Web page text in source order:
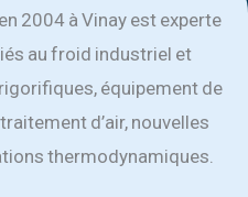
2004 à Vinay est experte
au froid industriel et
équipement de
d’air, nouvelles
thermodynamiques.